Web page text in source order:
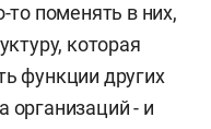
то поменять в них,
которая
функции других
организаций - и